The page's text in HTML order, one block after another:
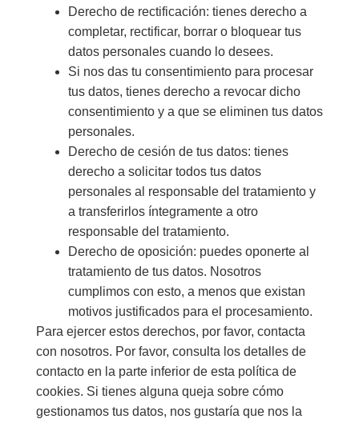
Derecho de rectificación: tienes derecho a
completar, rectificar, borrar o bloquear tus
datos personales cuando lo desees.
Si nos das tu consentimiento para procesar
tus datos, tienes derecho a revocar dicho
consentimiento y a que se eliminen tus datos
personales.
Derecho de cesión de tus datos: tienes
derecho a solicitar todos tus datos
personales al responsable del tratamiento y
a transferirlos íntegramente a otro
responsable del tratamiento.
Derecho de oposición: puedes oponerte al
tratamiento de tus datos. Nosotros
cumplimos con esto, a menos que existan
motivos justificados para el procesamiento.
Para ejercer estos derechos, por favor, contacta
con nosotros. Por favor, consulta los detalles de
contacto en la parte inferior de esta política de
cookies. Si tienes alguna queja sobre cómo
gestionamos tus datos, nos gustaría que nos la